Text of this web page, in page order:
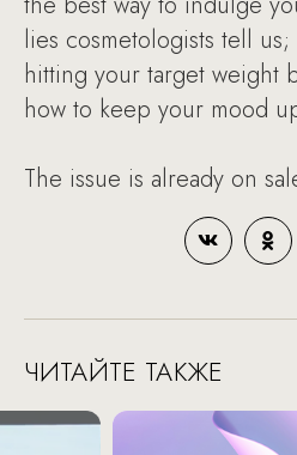
lies cosmetologists tell us;
hitting your target weight
how to keep your mood
The issue is already on
ЧИТАЙТЕ ТАКЖЕ